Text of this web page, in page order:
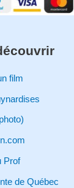
film
Prof
de Québec